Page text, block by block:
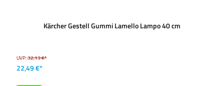
Kärcher Gestell Gummi Lamello Lampo 40 cm
UVP:32,13 €*
22,49 €*